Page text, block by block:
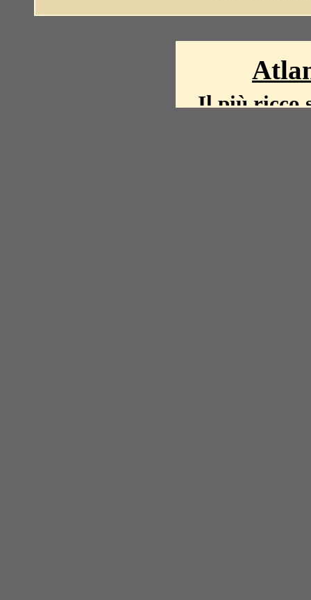
Il più ricco